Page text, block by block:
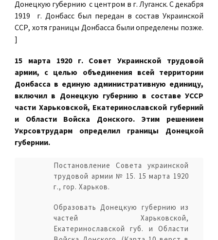
Донецкую губернию с центром в г. Луганск. С декабря
1919 г. Донбасс был передан в состав Украинской
ССР, хотя границы Донбасса были определены позже.
]
15 марта 1920 г. Совет Украинской трудовой
армии, с целью объединения всей территории
Донбасса в единую административную единицу,
включил в Донецкую губернию в составе УССР
части Харьковской, Екатеринославской губерний
и Области Войска Донского. Этим решением
Укрсовтрударм определил границы Донецкой
губернии.
Постановление Совета украинской
трудовой армии № 15. 15 марта 1920
г., гор. Харьков.
Образовать Донецкую губернию из
частей Харьковской,
Екатеринославской губ. и Области